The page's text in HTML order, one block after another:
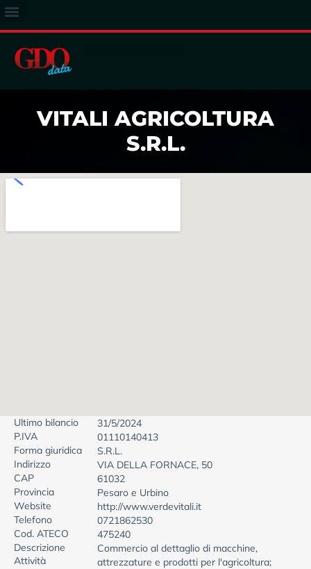
VITALI AGRICOLTURA
S.R.L.
Ultimo bilancio
31/5/2024
P.IVA
01110140413
Forma giuridica
S.R.L.
Indirizzo
VIA DELLA FORNACE, 50
CAP
61032
Provincia
Pesaro e Urbino
Website
http://www.verdevitali.it
Telefono
0721862530
Cod. ATECO
475240
Descrizione
Attività
Commercio al dettaglio di macchine,
attrezzature e prodotti per l'agricoltura;